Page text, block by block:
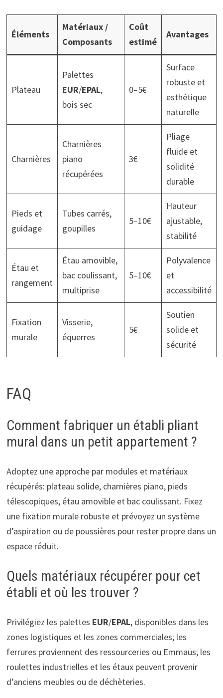
Éléments
Matériaux /
Composants
Coût
estimé
Avantages
Plateau
Palettes
EUR/EPAL,
bois sec
0–5€
Surface
robuste et
esthétique
naturelle
Charnières
Charnières
piano
récupérées
3€
Pliage
fluide et
solidité
durable
Pieds et
guidage
Tubes carrés,
goupilles
5–10€
Hauteur
ajustable,
stabilité
Étau et
rangement
Étau amovible,
bac coulissant,
multiprise
5–10€
Polyvalence
et
accessibilité
Fixation
murale
Visserie,
équerres
5€
Soutien
solide et
sécurité
FAQ
Comment fabriquer un établi pliant
mural dans un petit appartement ?
Adoptez une approche par modules et matériaux
récupérés: plateau solide, charnières piano, pieds
télescopiques, étau amovible et bac coulissant. Fixez
une fixation murale robuste et prévoyez un système
d’aspiration ou de poussières pour rester propre dans un
espace réduit.
Quels matériaux récupérer pour cet
établi et où les trouver ?
Privilégiez les palettes EUR/EPAL, disponibles dans les
zones logistiques et les zones commerciales; les
ferrures proviennent des ressourceries ou Emmaüs; les
roulettes industrielles et les étaux peuvent provenir
d’anciens meubles ou de déchèteries.